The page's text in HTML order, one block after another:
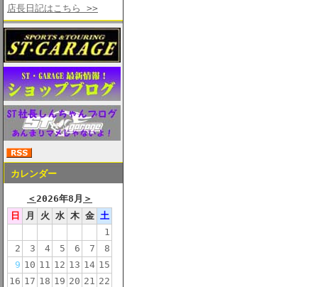
店長日記はこちら >>
カレンダー
＜2026年8月 ＞
日
月 火 水 木 金 土
1
2
3 4 5 6 7
8
9 10 11 12 13 14 15
16 17 18 19 20 21 22